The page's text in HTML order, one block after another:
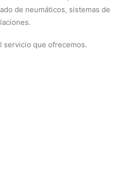
de neumáticos, sistemas de
servicio que ofrecemos.